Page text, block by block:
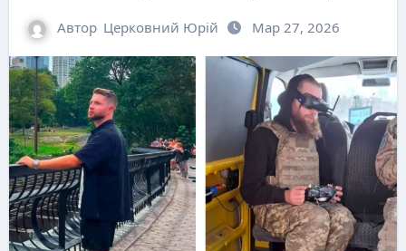
Автор Церковний Юрій Мар 27, 2026